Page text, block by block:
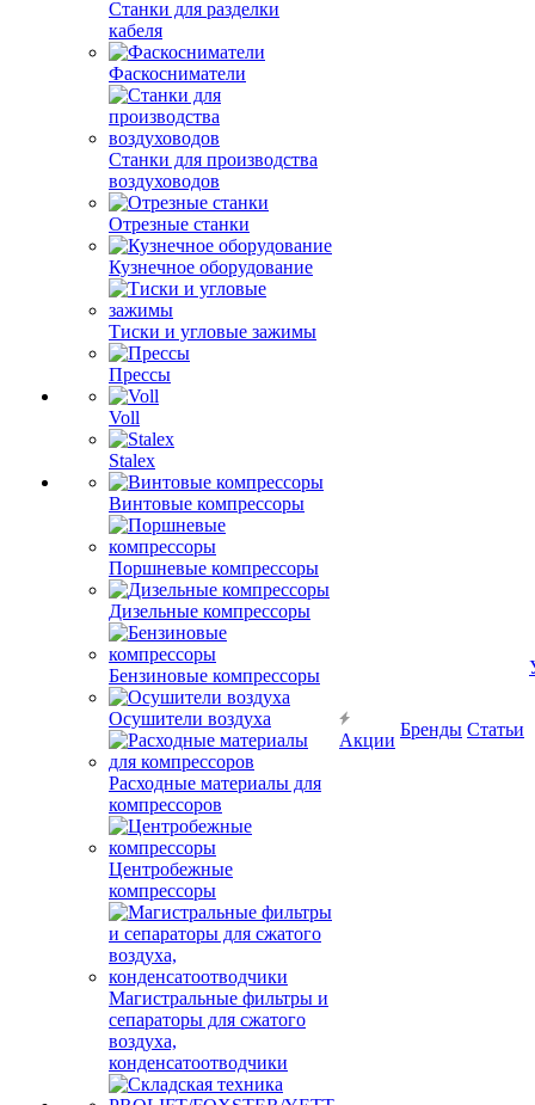
Станки для разделки
кабеля
Фаскосниматели
Станки для производства
воздуховодов
Отрезные станки
Кузнечное оборудование
Тиски и угловые зажимы
Прессы
Voll
Stalex
Винтовые компрессоры
Поршневые компрессоры
Дизельные компрессоры
Бензиновые компрессоры
Осушители воздуха
Расходные материалы для
компрессоров
Центробежные
компрессоры
Магистральные фильтры и
сепараторы для сжатого
воздуха,
конденсатоотводчики
Акции
Бренды Статьи